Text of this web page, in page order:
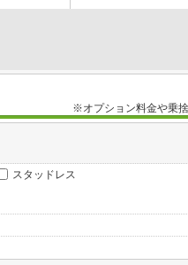
※オプション料金や乗
スタッドレス